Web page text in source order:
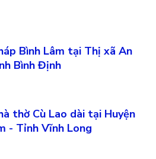
Bình Lâm tại Thị xã An
Bình Định
thờ Cù Lao dài tại Huyện
- Tỉnh Vĩnh Long